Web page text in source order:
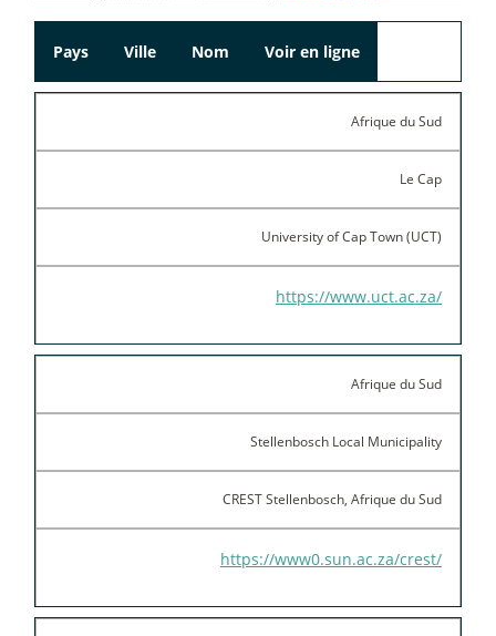
Pays Ville Nom Voir en ligne
Afrique du Sud
Le Cap
University of Cap Town (UCT)
https://www.uct.ac.za/
Afrique du Sud
Stellenbosch Local Municipality
CREST Stellenbosch, Afrique du Sud
https://www0.sun.ac.za/crest/